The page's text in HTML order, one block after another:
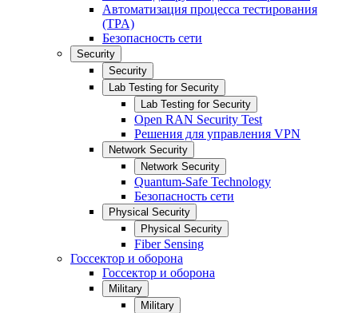
Автоматизация процесса тестирования
(TPA)
Безопасность сети
Security
Security
Lab Testing for Security
Lab Testing for Security
Open RAN Security Test
Решения для управления VPN
Network Security
Network Security
Quantum-Safe Technology
Безопасность сети
Physical Security
Physical Security
Fiber Sensing
Госсектор и оборона
Госсектор и оборона
Military
Military